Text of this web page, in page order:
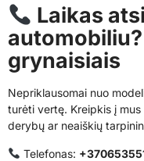
Laikas
grynaisiais
Nepriklausomai nuo
turėti vertę. Kreipkis į
derybų ar neaiškių
Telefonas: